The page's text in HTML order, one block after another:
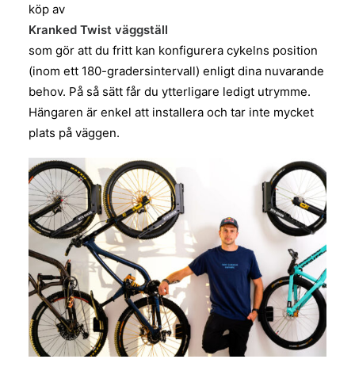
köp av
Kranked Twist väggställ
som gör att du fritt kan konfigurera cykelns position
(inom ett 180-gradersintervall) enligt dina nuvarande
behov. På så sätt får du ytterligare ledigt utrymme.
Hängaren är enkel att installera och tar inte mycket
plats på väggen.